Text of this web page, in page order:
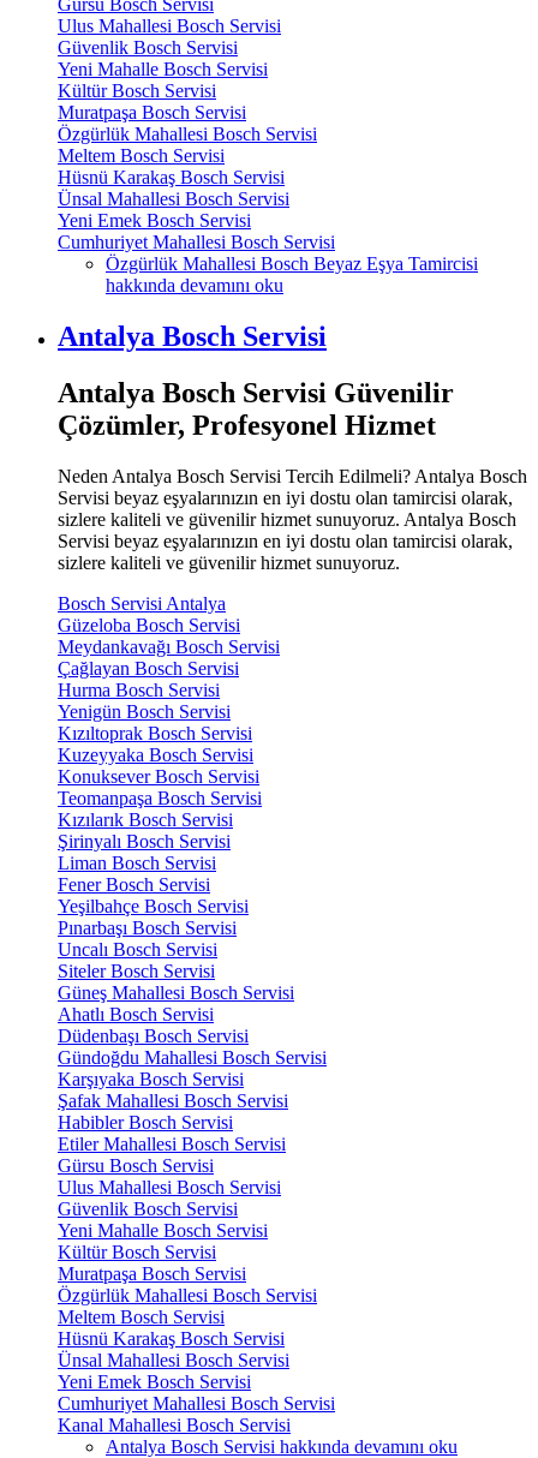
Gürsu Bosch Servisi
Ulus Mahallesi Bosch Servisi
Güvenlik Bosch Servisi
Yeni Mahalle Bosch Servisi
Kültür Bosch Servisi
Muratpaşa Bosch Servisi
Özgürlük Mahallesi Bosch Servisi
Meltem Bosch Servisi
Hüsnü Karakaş Bosch Servisi
Ünsal Mahallesi Bosch Servisi
Yeni Emek Bosch Servisi
Cumhuriyet Mahallesi Bosch Servisi
Özgürlük Mahallesi Bosch Beyaz Eşya Tamircisi
hakkında devamını oku
Antalya Bosch Servisi
Antalya Bosch Servisi Güvenilir
Çözümler, Profesyonel Hizmet
Neden Antalya Bosch Servisi Tercih Edilmeli? Antalya Bosch
Servisi beyaz eşyalarınızın en iyi dostu olan tamircisi olarak,
sizlere kaliteli ve güvenilir hizmet sunuyoruz. Antalya Bosch
Servisi beyaz eşyalarınızın en iyi dostu olan tamircisi olarak,
sizlere kaliteli ve güvenilir hizmet sunuyoruz.
Bosch Servisi Antalya
Güzeloba Bosch Servisi
Meydankavağı Bosch Servisi
Çağlayan Bosch Servisi
Hurma Bosch Servisi
Yenigün Bosch Servisi
Kızıltoprak Bosch Servisi
Kuzeyyaka Bosch Servisi
Konuksever Bosch Servisi
Teomanpaşa Bosch Servisi
Kızılarık Bosch Servisi
Şirinyalı Bosch Servisi
Liman Bosch Servisi
Fener Bosch Servisi
Yeşilbahçe Bosch Servisi
Pınarbaşı Bosch Servisi
Uncalı Bosch Servisi
Siteler Bosch Servisi
Güneş Mahallesi Bosch Servisi
Ahatlı Bosch Servisi
Düdenbaşı Bosch Servisi
Gündoğdu Mahallesi Bosch Servisi
Karşıyaka Bosch Servisi
Şafak Mahallesi Bosch Servisi
Habibler Bosch Servisi
Etiler Mahallesi Bosch Servisi
Gürsu Bosch Servisi
Ulus Mahallesi Bosch Servisi
Güvenlik Bosch Servisi
Yeni Mahalle Bosch Servisi
Kültür Bosch Servisi
Muratpaşa Bosch Servisi
Özgürlük Mahallesi Bosch Servisi
Meltem Bosch Servisi
Hüsnü Karakaş Bosch Servisi
Ünsal Mahallesi Bosch Servisi
Yeni Emek Bosch Servisi
Cumhuriyet Mahallesi Bosch Servisi
Kanal Mahallesi Bosch Servisi
Antalya Bosch Servisi hakkında devamını oku